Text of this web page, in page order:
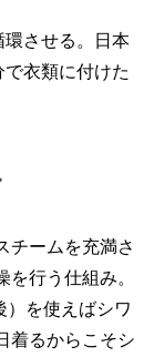
させる。日本
衣類に付けた
チームを充満さ
行う仕組み。
）を使えばシワ
着るからこそシ